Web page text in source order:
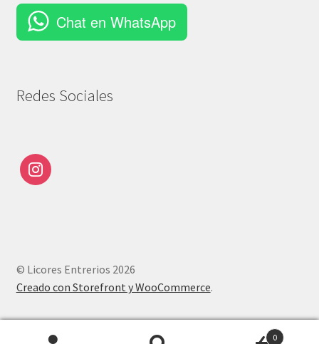
Chat en WhatsApp
Redes Sociales
© Licores Entrerios 2026
Creado con Storefront y WooCommerce.
0